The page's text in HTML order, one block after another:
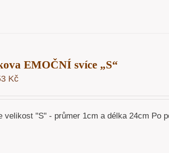
EMOČNÍ svíce „S“
Kč
velikost "S" - průmer 1cm a délka 24cm Po